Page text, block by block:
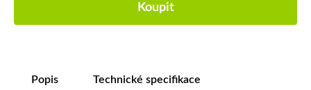
Koupit
Popis Technické specifikace